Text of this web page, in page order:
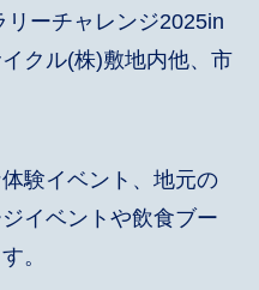
ーチャレンジ2025in
クル(株)敷地内他、市
験イベント、地元の
イベントや飲食ブー
。